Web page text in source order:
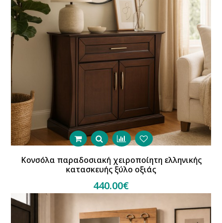
Κονσόλα παραδοσιακή χειροποίητη ελληνικής
κατασκευής ξύλο οξιάς
440.00€